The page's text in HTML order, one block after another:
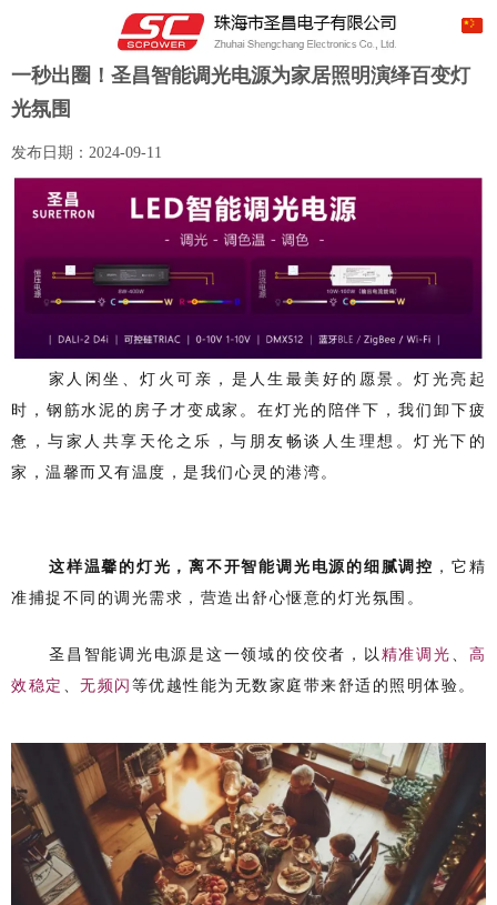
一秒出圈！圣昌智能调光电源为家居照明演绎百变灯
光氛围
发布日期： 2024-09-11
家人闲坐、灯火可亲，是人生最美好的愿景。灯光亮起
时，钢筋水泥的房子才变成家。在灯光的陪伴下，我们卸下疲
惫，与家人共享天伦之乐，与朋友畅谈人生理想。灯光下的
家，温馨而又有温度，是我们心灵的港湾。
这样温馨的灯光，离不开智能调光电源的细腻调控 ，它精
准捕捉不同的调光需求，营造出舒心惬意的灯光氛围。
圣昌智能调光电源是这一领域的佼佼者，以 精准调光
高
效稳定
无频闪等优越性能为无数家庭带来舒适的照明体验。